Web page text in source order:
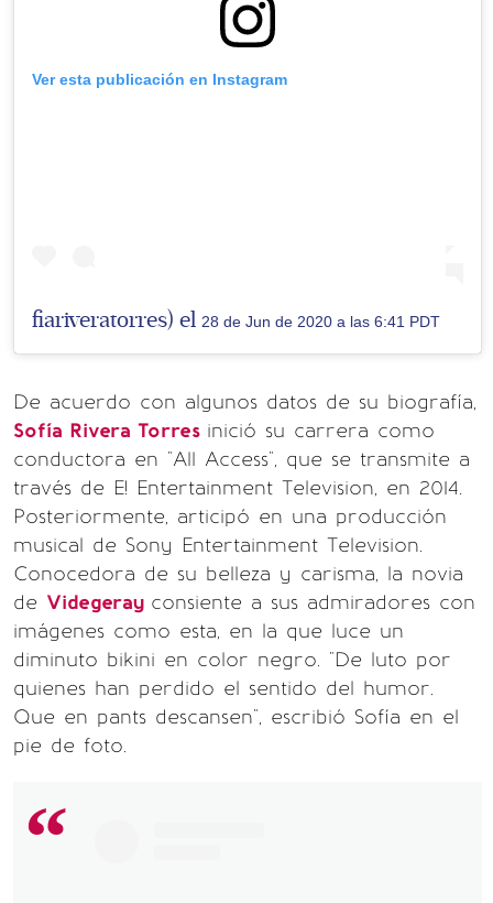
Ver esta publicación en Instagram
fiariveratorres) el 28 de Jun de 2020 a las 6:41 PDT
De acuerdo con algunos datos de su biografía,
Sofía Rivera Torres inició su carrera como
conductora en "All Access", que se transmite a
través de E! Entertainment Television, en 2014.
Posteriormente, articipó en una producción
musical de Sony Entertainment Television.
Conocedora de su belleza y carisma, la novia
de Videgeray consiente a sus admiradores con
imágenes como esta, en la que luce un
diminuto bikini en color negro. "De luto por
quienes han perdido el sentido del humor.
Que en pants descansen", escribió Sofía en el
pie de foto.